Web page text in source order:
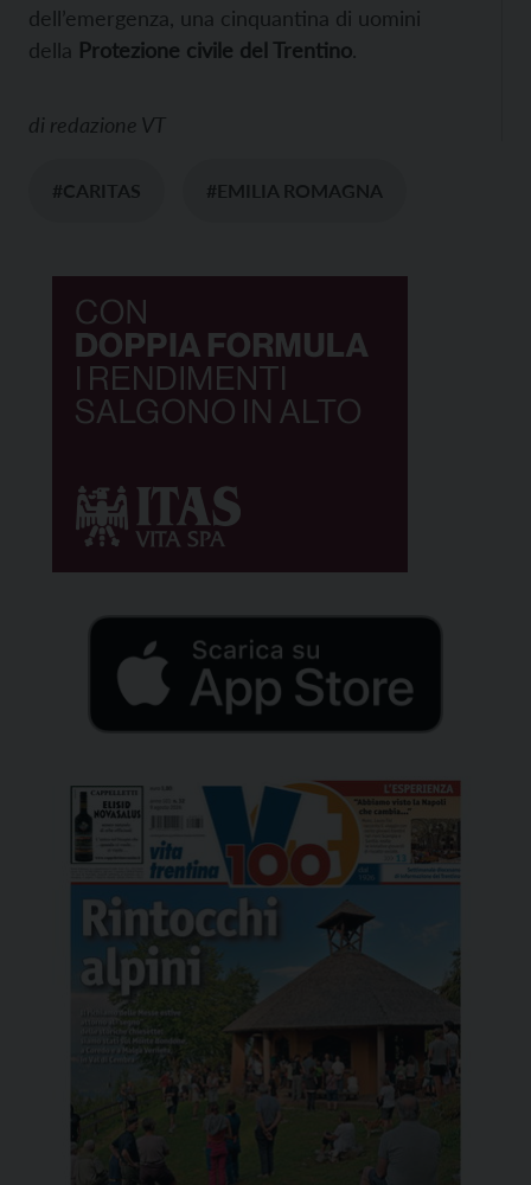
dell’emergenza, una cinquantina di uomini
della Protezione civile del Trentino.
di redazione VT
#CARITAS #EMILIA ROMAGNA